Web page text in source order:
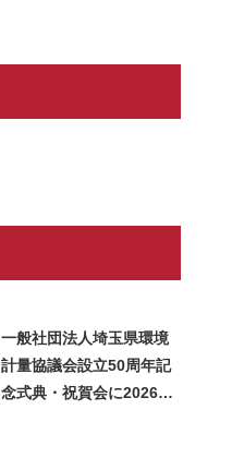
一般社団法人埼玉県環境
計量協議会設立50周年記
念式典・祝賀会に2026